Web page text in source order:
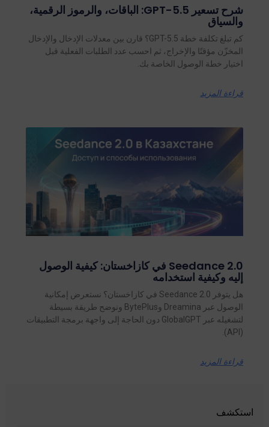
شرح تسعير GPT-5.5: الباقات، والرموز الرقمية،
والسياق
كم تبلغ تكلفة خطة GPT-5.5؟ قارن بين معدلات الإدخال والإدخال
المخزّن مؤقتًا والإخراج، ثم احسب عدد الطلبات الفعلية قبل
اختيار خطة الوصول الخاصة بك.
قراءة المزيد
Seedance 2.0 في كازاخستان: كيفية الوصول
إليه وكيفية استخدامه
هل يتوفر Seedance 2.0 في كازاخستان؟ نستعرض إمكانية
الوصول عبر Dreamina وBytePlus ونوضح طريقة بسيطة
لتشغيله عبر GlobalGPT دون الحاجة إلى واجهة برمجة التطبيقات
(API).
قراءة المزيد
استكشف